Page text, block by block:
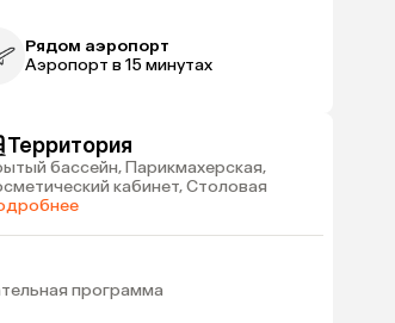
Рядом аэропорт
Аэропорт в 15 минутах
Территория
бассейн, Парикмахерская,
кабинет, Столовая
программа